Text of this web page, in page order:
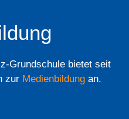
Grundschule bietet seit
zur Medienbildungan.